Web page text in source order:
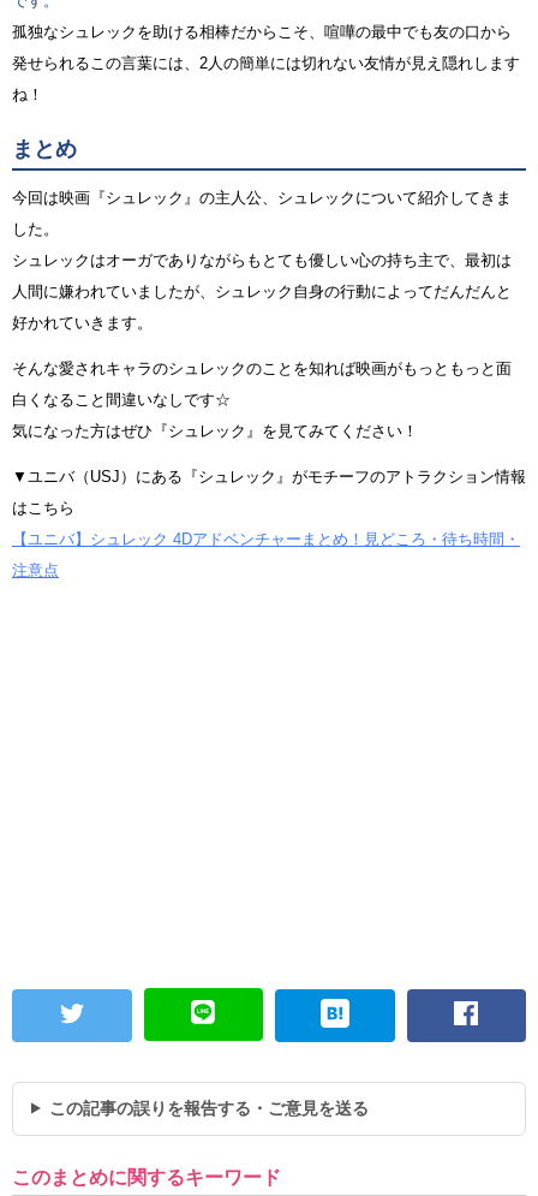
孤独なシュレックを助ける相棒だからこそ、喧嘩の最中でも友の口から
発せられるこの言葉には、2人の簡単には切れない友情が見え隠れします
ね！
まとめ
今回は映画『シュレック』の主人公、シュレックについて紹介してきま
した。
シュレックはオーガでありながらもとても優しい心の持ち主で、最初は
人間に嫌われていましたが、シュレック自身の行動によってだんだんと
好かれていきます。
そんな愛されキャラのシュレックのことを知れば映画がもっともっと面
白くなること間違いなしです☆
気になった方はぜひ『シュレック』を見てみてください！
▼ユニバ（USJ）にある『シュレック』がモチーフのアトラクション情報
はこちら
【ユニバ】シュレック 4Dアドベンチャーまとめ！見どころ・待ち時間・
注意点
この記事の誤りを報告する・ご意見を送る
このまとめに関するキーワード